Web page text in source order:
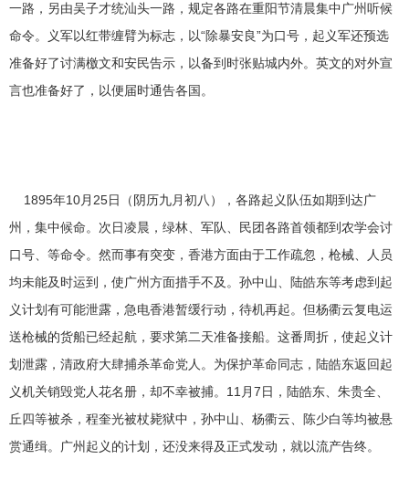
一路，另由吴子才统汕头一路，规定各路在重阳节清晨集中广州听候
命令。义军以红带缠臂为标志，以“除暴安良”为口号，起义军还预选
准备好了讨满檄文和安民告示，以备到时张贴城内外。英文的对外宣
言也准备好了，以便届时通告各国。
1895年10月25日（阴历九月初八），各路起义队伍如期到达广
州，集中候命。次日凌晨，绿林、军队、民团各路首领都到农学会讨
口号、等命令。然而事有突变，香港方面由于工作疏忽，枪械、人员
均未能及时运到，使广州方面措手不及。孙中山、陆皓东等考虑到起
义计划有可能泄露，急电香港暂缓行动，待机再起。但杨衢云复电运
送枪械的货船已经起航，要求第二天准备接船。这番周折，使起义计
划泄露，清政府大肆捕杀革命党人。为保护革命同志，陆皓东返回起
义机关销毁党人花名册，却不幸被捕。11月7日，陆皓东、朱贵全、
丘四等被杀，程奎光被杖毙狱中，孙中山、杨衢云、陈少白等均被悬
赏通缉。广州起义的计划，还没来得及正式发动，就以流产告终。